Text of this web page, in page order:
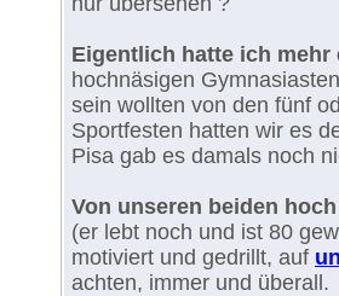
Eigentlich hatte ich
hochnäsigen
sein wollten von den fünf
Sportfesten hatten wir es
Pisa gab es damals noch
Von unseren beiden
(er lebt noch und ist 80
motiviert und gedrillt, auf
achten, immer und überall.